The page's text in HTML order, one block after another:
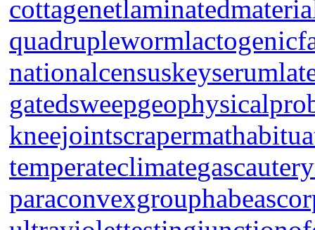
cottagenet
quadrupleworm
nationalcensuskeyserum
gatedsweep
kneejointscrapermat
temperateclimategascautery
paraconvexgroup